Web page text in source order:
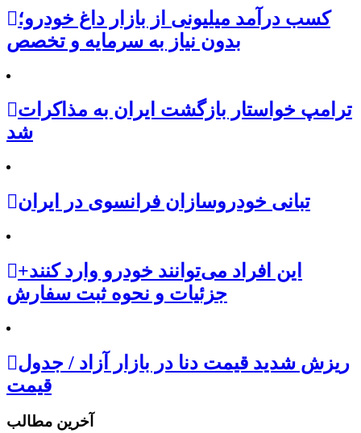
کسب درآمد میلیونی از بازار داغ خودرو؛
بدون نیاز به سرمایه و تخصص
ترامپ خواستار بازگشت ایران به مذاکرات
شد
تبانی خودروسازان فرانسوی در ایران
این افراد می‌توانند خودرو وارد کنند+
جزئیات و نحوه ثبت سفارش
ریزش شدید قیمت دنا در بازار آزاد / جدول
قیمت
آخرین مطالب